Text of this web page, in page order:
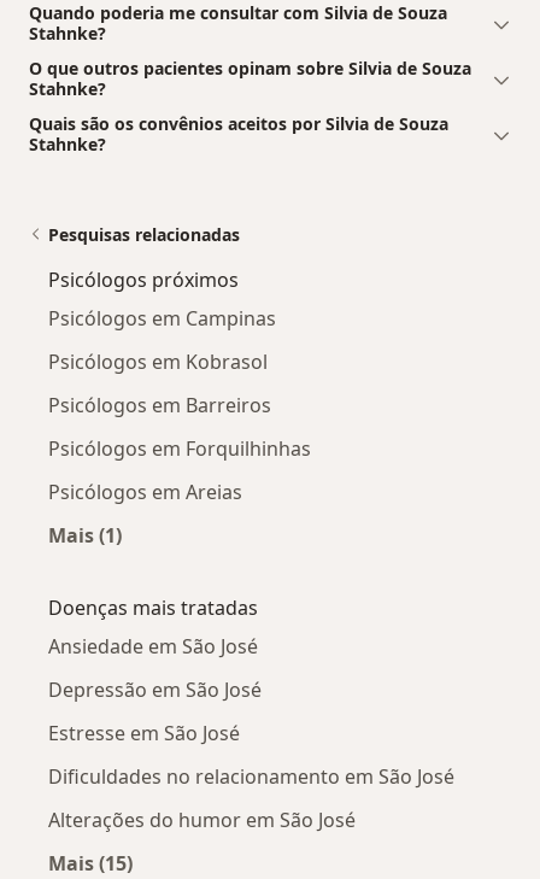
Quando poderia me consultar com Silvia de Souza
Stahnke?
O que outros pacientes opinam sobre Silvia de Souza
Stahnke?
Quais são os convênios aceitos por Silvia de Souza
Stahnke?
Pesquisas relacionadas
Psicólogos próximos
Psicólogos em Campinas
Psicólogos em Kobrasol
Psicólogos em Barreiros
Psicólogos em Forquilhinhas
Psicólogos em Areias
Mais (1)
Doenças mais tratadas
Ansiedade em São José
Depressão em São José
Estresse em São José
Dificuldades no relacionamento em São José
Alterações do humor em São José
Mais (15)